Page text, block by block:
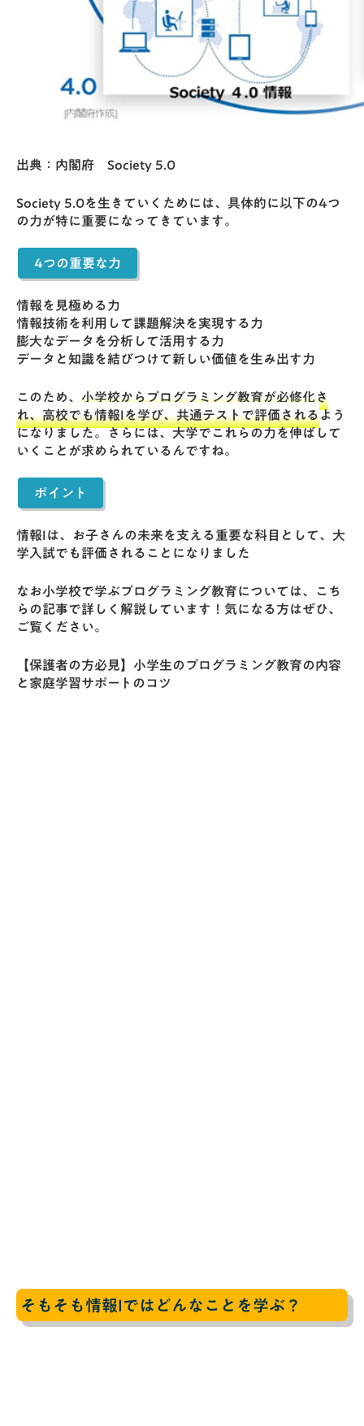
出典：内閣府 Society 5.0
Society 5.0を生きていくためには、具体的に以下の4つ
の力が特に重要になってきています。
4つの重要な力
情報を⾒極める⼒
情報技術を利⽤して課題解決を実現する⼒
膨大なデータを分析して活用する力
データと知識を結びつけて新しい価値を生み出す力
このため、 小学校からプログラミング教育が必修化さ
れ、高校でも情報Iを学び、共通テストで評価されるよう
になりました。さらには、大学でこれらの力を伸ばして
いくことが求められているんですね。
ポイント
情報Iは、お子さんの未来を支える重要な科目として、大
学入試でも評価されることになりました
なお小学校で学ぶプログラミング教育については、こち
らの記事で詳しく解説しています！気になる方はぜひ、
ご覧ください。
【保護者の方必見】小学生のプログラミング教育の内容
と家庭学習サポートのコツ
そもそも情報Iではどんなことを学ぶ？